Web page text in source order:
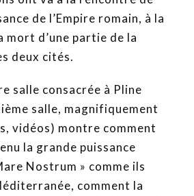
de l’Empire romain, à la
d’une partie de la
deux cités.
salle consacrée à Pline
salle, magnifiquement
vidéos) montre comment
la grande puissance
Nostrum » comme ils
comment la